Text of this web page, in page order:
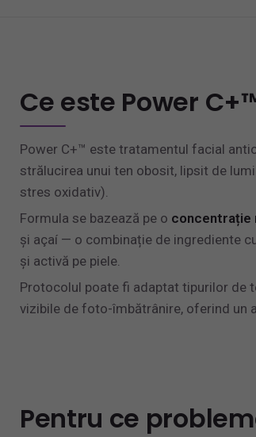
Ce este Power
Power C+™ este tratamentul facial
strălucirea unui ten obosit, lipsit de
stres oxidativ).
Formula se bazează pe o concentrație
și açaí — o combinație de ingrediente
și activă pe piele.
Protocolul poate fi adaptat tipurilor de
vizibile de foto-îmbătrânire, oferind un
Pentru ce